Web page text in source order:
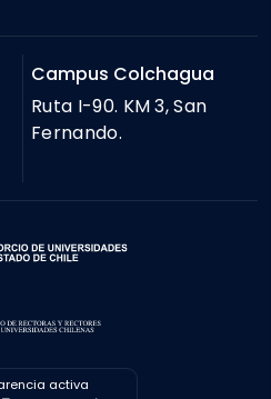
Campus Colchagua
Ruta I-90. KM 3, San
Fernando.
activa